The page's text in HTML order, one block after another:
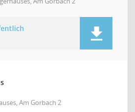
Am Gorbach 2